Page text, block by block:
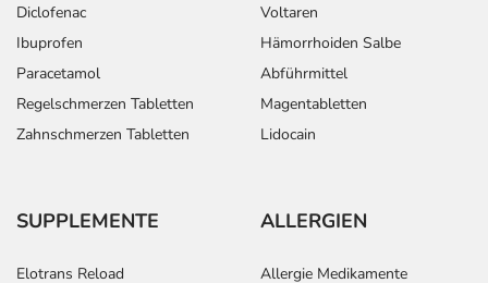
Diclofenac
Ibuprofen
Paracetamol
Regelschmerzen Tabletten
Zahnschmerzen Tabletten
Voltaren
Hämorrhoiden Salbe
Abführmittel
Magentabletten
Lidocain
SUPPLEMENTE
Elotrans Reload
ALLERGIEN
Allergie Medikamente